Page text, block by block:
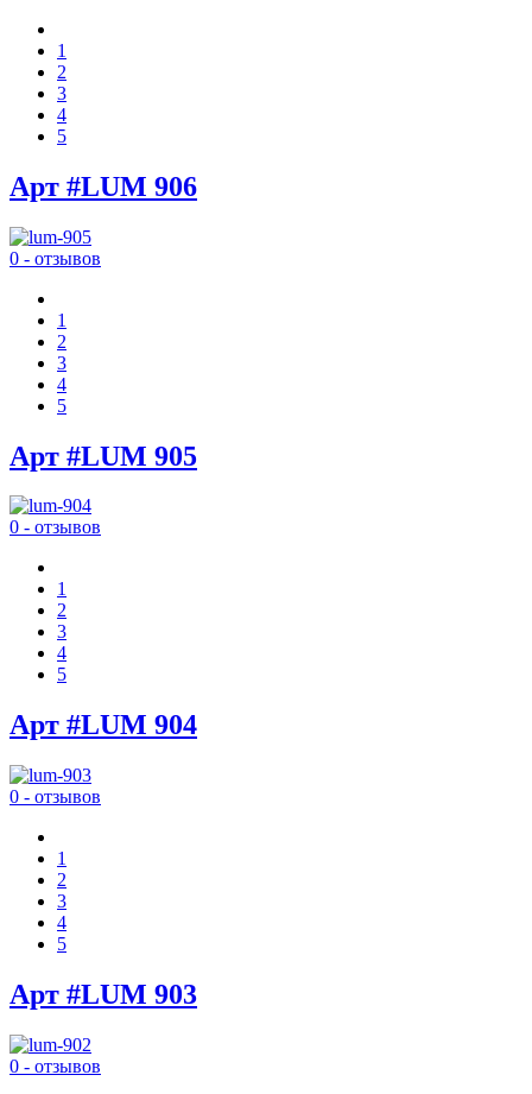
1
2
3
4
5
Арт #LUM 906
0 - отзывов
1
2
3
4
5
Арт #LUM 905
0 - отзывов
1
2
3
4
5
Арт #LUM 904
0 - отзывов
1
2
3
4
5
Арт #LUM 903
0 - отзывов